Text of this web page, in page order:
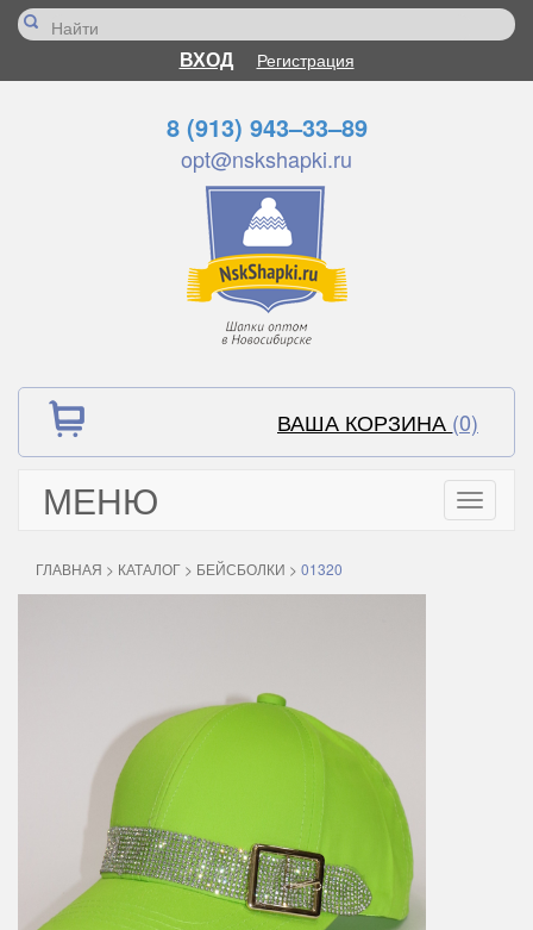
ВХОД Регистрация
8 (913) 943–33–89
opt@nskshapki.ru
ВАША КОРЗИНА (0)
МЕНЮ
Toggle
ГЛАВНАЯ > КАТАЛОГ > БЕЙСБОЛКИ > 01320